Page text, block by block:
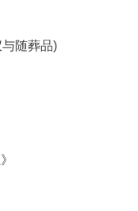
随葬品)